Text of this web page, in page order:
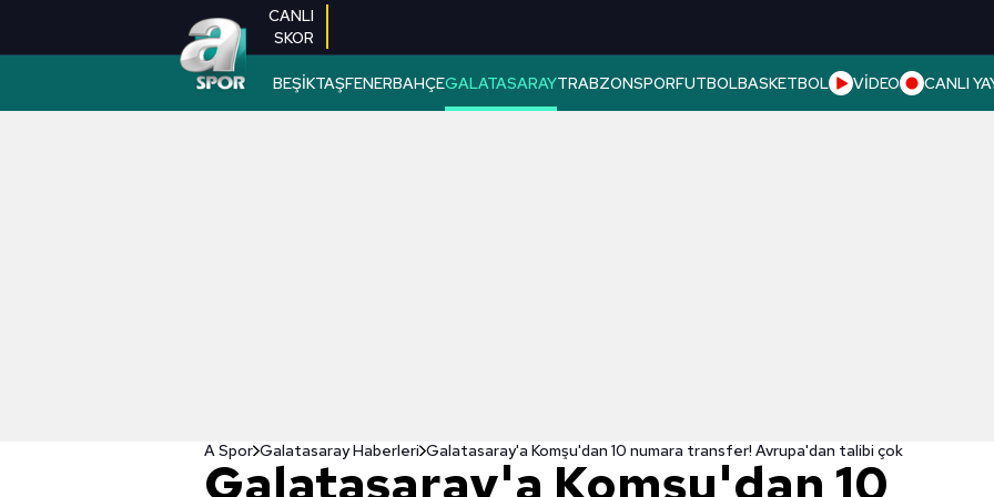
CANLI
SKOR
BEŞİKTAŞFENERBAHÇEGALATASARAYTRABZONSPORFUTBOLBASKETBOL VİDEO CANLI
A Spor Galatasaray Haberleri Galatasaray'a Komşu'dan 10 numara transfer! Avrupa'dan talibi çok
Galatasaray'a Komşu'dan 10